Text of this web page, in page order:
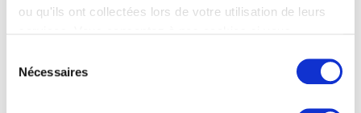
ou qu'ils ont collectées lors de votre utilisation de leurs
Nécessaires